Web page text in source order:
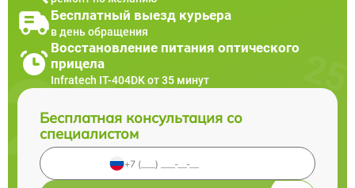
Бесплатный выезд курьера
в день обращения
Восстановление питания оптического
прицела
Infratech IT-404DK от 35 минут
Бесплатная консультация со
специалистом